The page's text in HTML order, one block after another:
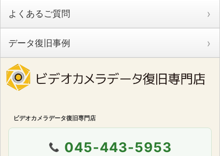
よくあるご質問
データ復旧事例
ビデオカメラデータ復旧専門店
📞 045-443-5953